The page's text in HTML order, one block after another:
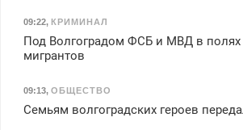
09:22, КРИМИНАЛ
Под Волгоградом ФСБ и МВД в полях
мигрантов
09:13, ОБЩЕСТВО
Семьям волгоградских героев